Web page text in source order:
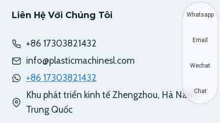
Liên Hệ Với Chúng Tôi
+86 17303821432
info@plasticmachinesl.com
+86 17303821432
Khu phát triển kinh tế Zhengzhou, Hà Nam,
Trung Quốc
Whatsapp
Email
Wechat
Chat